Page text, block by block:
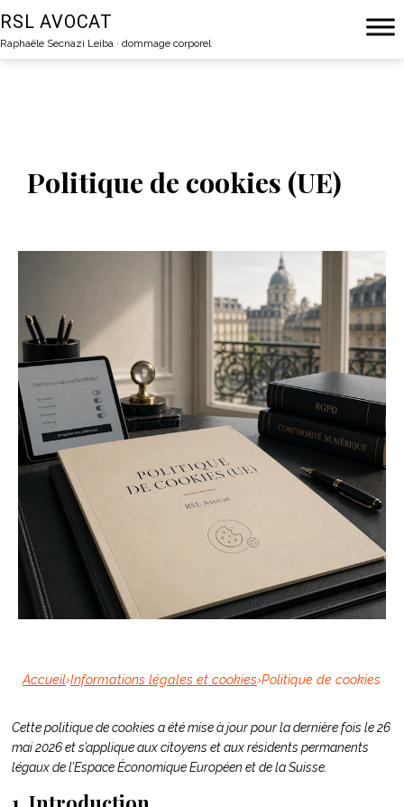
Aller
au
contenu
RSL AVOCAT
Raphaële Secnazi Leiba · dommage corporel
Politique de cookies (UE)
Accueil›Informations légales et cookies›Politique de cookies
Cette politique de cookies a été mise à jour pour la dernière fois le 26
mai 2026 et s’applique aux citoyens et aux résidents permanents
légaux de l’Espace Économique Européen et de la Suisse.